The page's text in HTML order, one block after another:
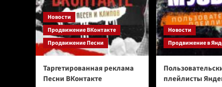
Новости
Продвижение ВКонтакте
Продвижение Песни
Таргетированная реклама
Песни ВКонтакте
Новости
Продвижение в
плейлисты